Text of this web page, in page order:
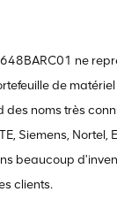
ne
de
des noms très
Siemens, Nortel,
beaucoup
clients.